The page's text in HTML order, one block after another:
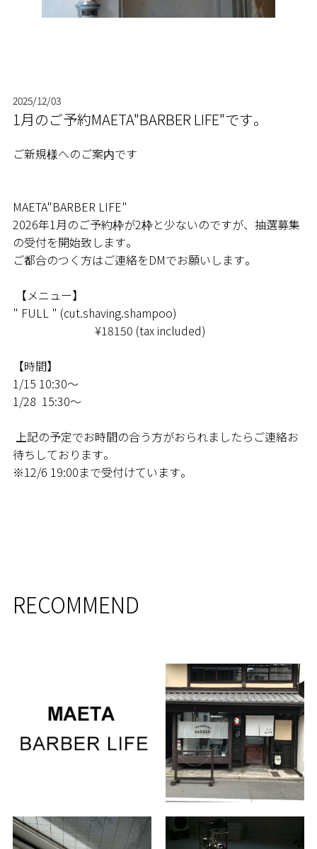
STYLE
SERVICE
2025/12/03
1月のご予約MAETA"BARBER LIFE"です。
ご新規様へのご案内です
MAETA"BARBER LIFE"
2026年1月のご予約枠が2枠と少ないのですが、抽選募集
の受付を開始致します。
ご都合のつく方はご連絡をDMでお願いします。
【メニュー】
" FULL " (cut.shaving.shampoo)
¥18150 (tax included)
【時間】
1/15 10:30〜
1/28 15:30〜
上記の予定でお時間の合う方がおられましたらご連絡お
待ちしております。
※12/6 19:00まで受付けています。
RECOMMEND